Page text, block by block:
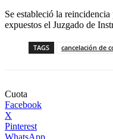
Se estableció la
expuestos el Juzgado de
TAGS cancelación de
Cuota
Facebook
X
Pinterest